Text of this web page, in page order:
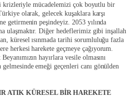
mücadelemizi çok boyutlu bir
olarak, gelecek kuşaklara karşı
getirmenin peşindeyiz. 2053 yılında
ulaşmaktır. Diğer hedeflerimiz gibi inşallah
küresel ısınmada tarihi sorumluluğu fazla
herkesi harekete geçmeye çağıyorum.
hayırlara vesile olmasını
emeği geçenleri canı gönülden
ATIK KÜRESEL BİR HAREKETE